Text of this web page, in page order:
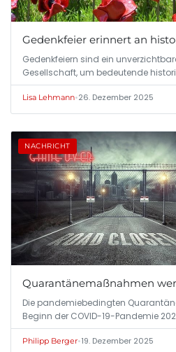
Gedenkfeier erinnert an
Gedenkfeiern sind ein
Gesellschaft, um bedeutende
Lisa Lehmann•26. Dezember 2025
NACHRICHT
Quarantänemaßnahmen
Die pandemiebedingten
Beginn der COVID-19-Pandemie
Philipp Berger•19. Dezember 2025